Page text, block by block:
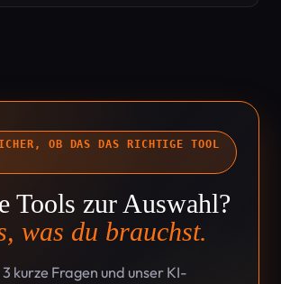
OB DAS DAS RICHTIGE TOOL
Tools zur Auswahl?
was du brauchst.
kurze Fragen und unser KI-